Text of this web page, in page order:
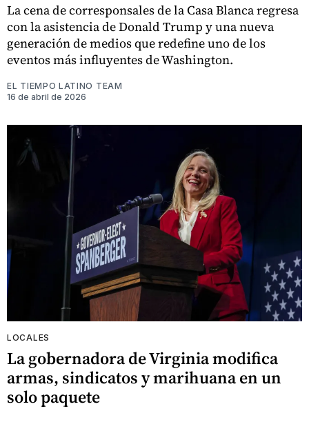
La cena de corresponsales de la Casa Blanca regresa
con la asistencia de Donald Trump y una nueva
generación de medios que redefine uno de los
eventos más influyentes de Washington.
EL TIEMPO LATINO TEAM
16 de abril de 2026
LOCALES
La gobernadora de Virginia modifica
armas, sindicatos y marihuana en un
solo paquete